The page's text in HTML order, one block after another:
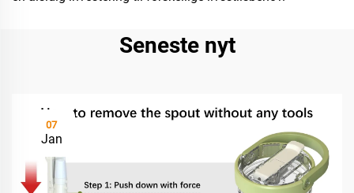
Seneste nyt
07
Jan